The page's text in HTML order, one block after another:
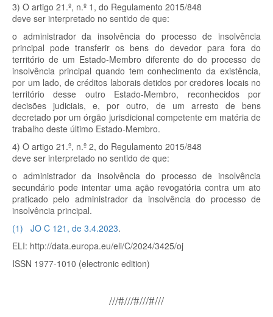
3) O artigo 21.º, n.º 1, do Regulamento 2015/848
deve ser interpretado no sentido de que:
o administrador da insolvência do processo de insolvência
principal pode transferir os bens do devedor para fora do
território de um Estado-Membro diferente do do processo de
insolvência principal quando tem conhecimento da existência,
por um lado, de créditos laborais detidos por credores locais no
território desse outro Estado-Membro, reconhecidos por
decisões judiciais, e, por outro, de um arresto de bens
decretado por um órgão jurisdicional competente em matéria de
trabalho deste último Estado-Membro.
4) O artigo 21.º, n.º 2, do Regulamento 2015/848
deve ser interpretado no sentido de que:
o administrador da insolvência do processo de insolvência
secundário pode intentar uma ação revogatória contra um ato
praticado pelo administrador da insolvência do processo de
insolvência principal.
(1) JO C 121, de 3.4.2023.
ELI: http://data.europa.eu/eli/C/2024/3425/oj
ISSN 1977-1010 (electronic edition)
///#///#///#///